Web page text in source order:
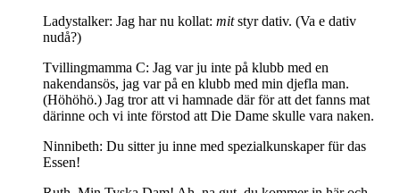
Ladystalker: Jag har nu kollat: mitstyr dativ. (Va e dativ
nudå?)
Tvillingmamma C: Jag var ju inte på klubb med en
nakendansös, jag var på en klubb med min djefla man.
(Höhöhö.) Jag tror att vi hamnade där för att det fanns mat
därinne och vi inte förstod att Die Dame skulle vara naken.
Ninnibeth: Du sitter ju inne med spezialkunskaper für das
Essen!